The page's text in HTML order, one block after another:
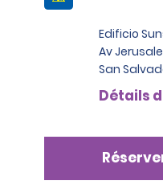
Edificio
Av
San
Détails